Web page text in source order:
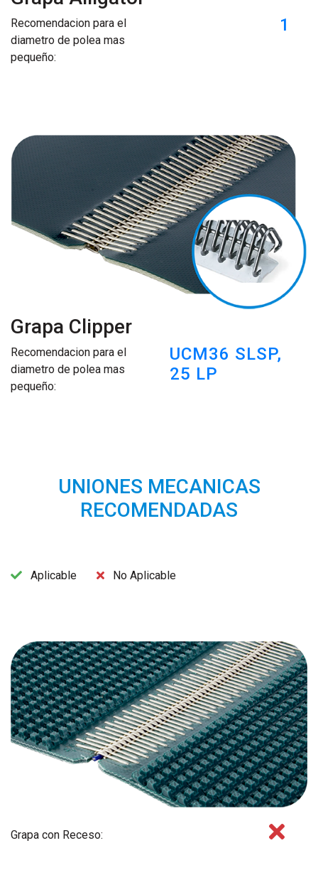
Recomendacion para el
diametro de polea mas
pequeño:
1
Grapa Clipper
Recomendacion para el
diametro de polea mas
pequeño:
UCM36 SLSP,
25 LP
UNIONES MECANICAS
RECOMENDADAS
Aplicable No Aplicable
Grapa con Receso: